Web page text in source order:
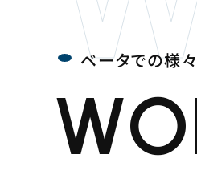
ベータでの様